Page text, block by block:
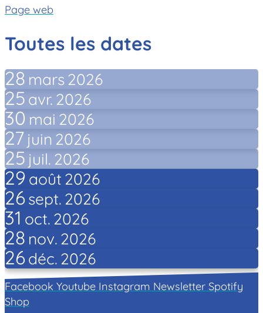
Page web
Toutes les dates
28 mars 2026
25 avr. 2026
30 mai 2026
27 juin 2026
25 juil. 2026
29 août 2026
26 sept. 2026
31 oct. 2026
28 nov. 2026
26 déc. 2026
Facebook Youtube Instagram Newsletter Spotify
Shop